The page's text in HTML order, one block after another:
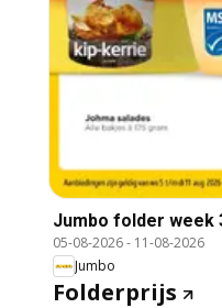
Jumbo folder week
05-08-2026- 11-08-2026
Jumbo
Folderprijs